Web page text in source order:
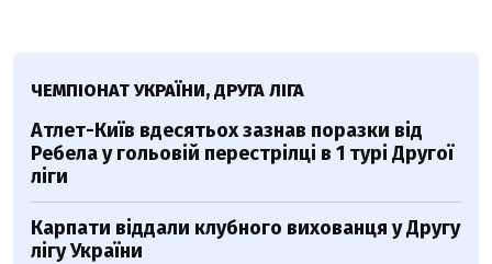
ЧЕМПІОНАТ УКРАЇНИ, ДРУГА ЛІГА
Атлет-Київ вдесятьох зазнав поразки від
Ребела у гольовій перестрілці в 1 турі Другої
ліги
Карпати віддали клубного вихованця у Другу
лігу України